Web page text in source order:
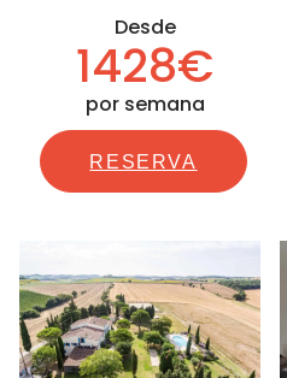
Desde
1428€
por semana
RESERVA